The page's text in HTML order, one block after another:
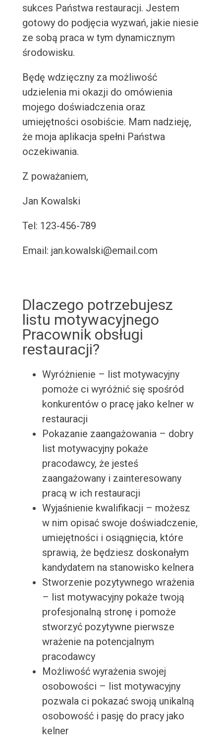
sukces Państwa restauracji. Jestem
gotowy do podjęcia wyzwań, jakie niesie
ze sobą praca w tym dynamicznym
środowisku.
Będę wdzięczny za możliwość
udzielenia mi okazji do omówienia
mojego doświadczenia oraz
umiejętności osobiście. Mam nadzieję,
że moja aplikacja spełni Państwa
oczekiwania.
Z poważaniem,
Jan Kowalski
Tel: 123-456-789
Email: jan.kowalski@email.com
Dlaczego potrzebujesz
listu motywacyjnego
Pracownik obsługi
restauracji?
Wyróżnienie – list motywacyjny
pomoże ci wyróżnić się spośród
konkurentów o pracę jako kelner w
restauracji
Pokazanie zaangażowania – dobry
list motywacyjny pokaże
pracodawcy, że jesteś
zaangażowany i zainteresowany
pracą w ich restauracji
Wyjaśnienie kwalifikacji – możesz
w nim opisać swoje doświadczenie,
umiejętności i osiągnięcia, które
sprawią, że będziesz doskonałym
kandydatem na stanowisko kelnera
Stworzenie pozytywnego wrażenia
– list motywacyjny pokaże twoją
profesjonalną stronę i pomoże
stworzyć pozytywne pierwsze
wrażenie na potencjalnym
pracodawcy
Możliwość wyrażenia swojej
osobowości – list motywacyjny
pozwala ci pokazać swoją unikalną
osobowość i pasję do pracy jako
kelner